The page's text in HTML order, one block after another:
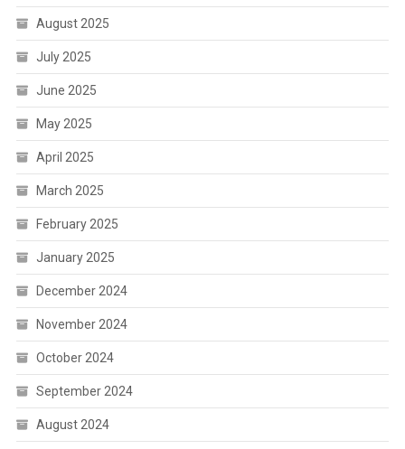
August 2025
July 2025
June 2025
May 2025
April 2025
March 2025
February 2025
January 2025
December 2024
November 2024
October 2024
September 2024
August 2024